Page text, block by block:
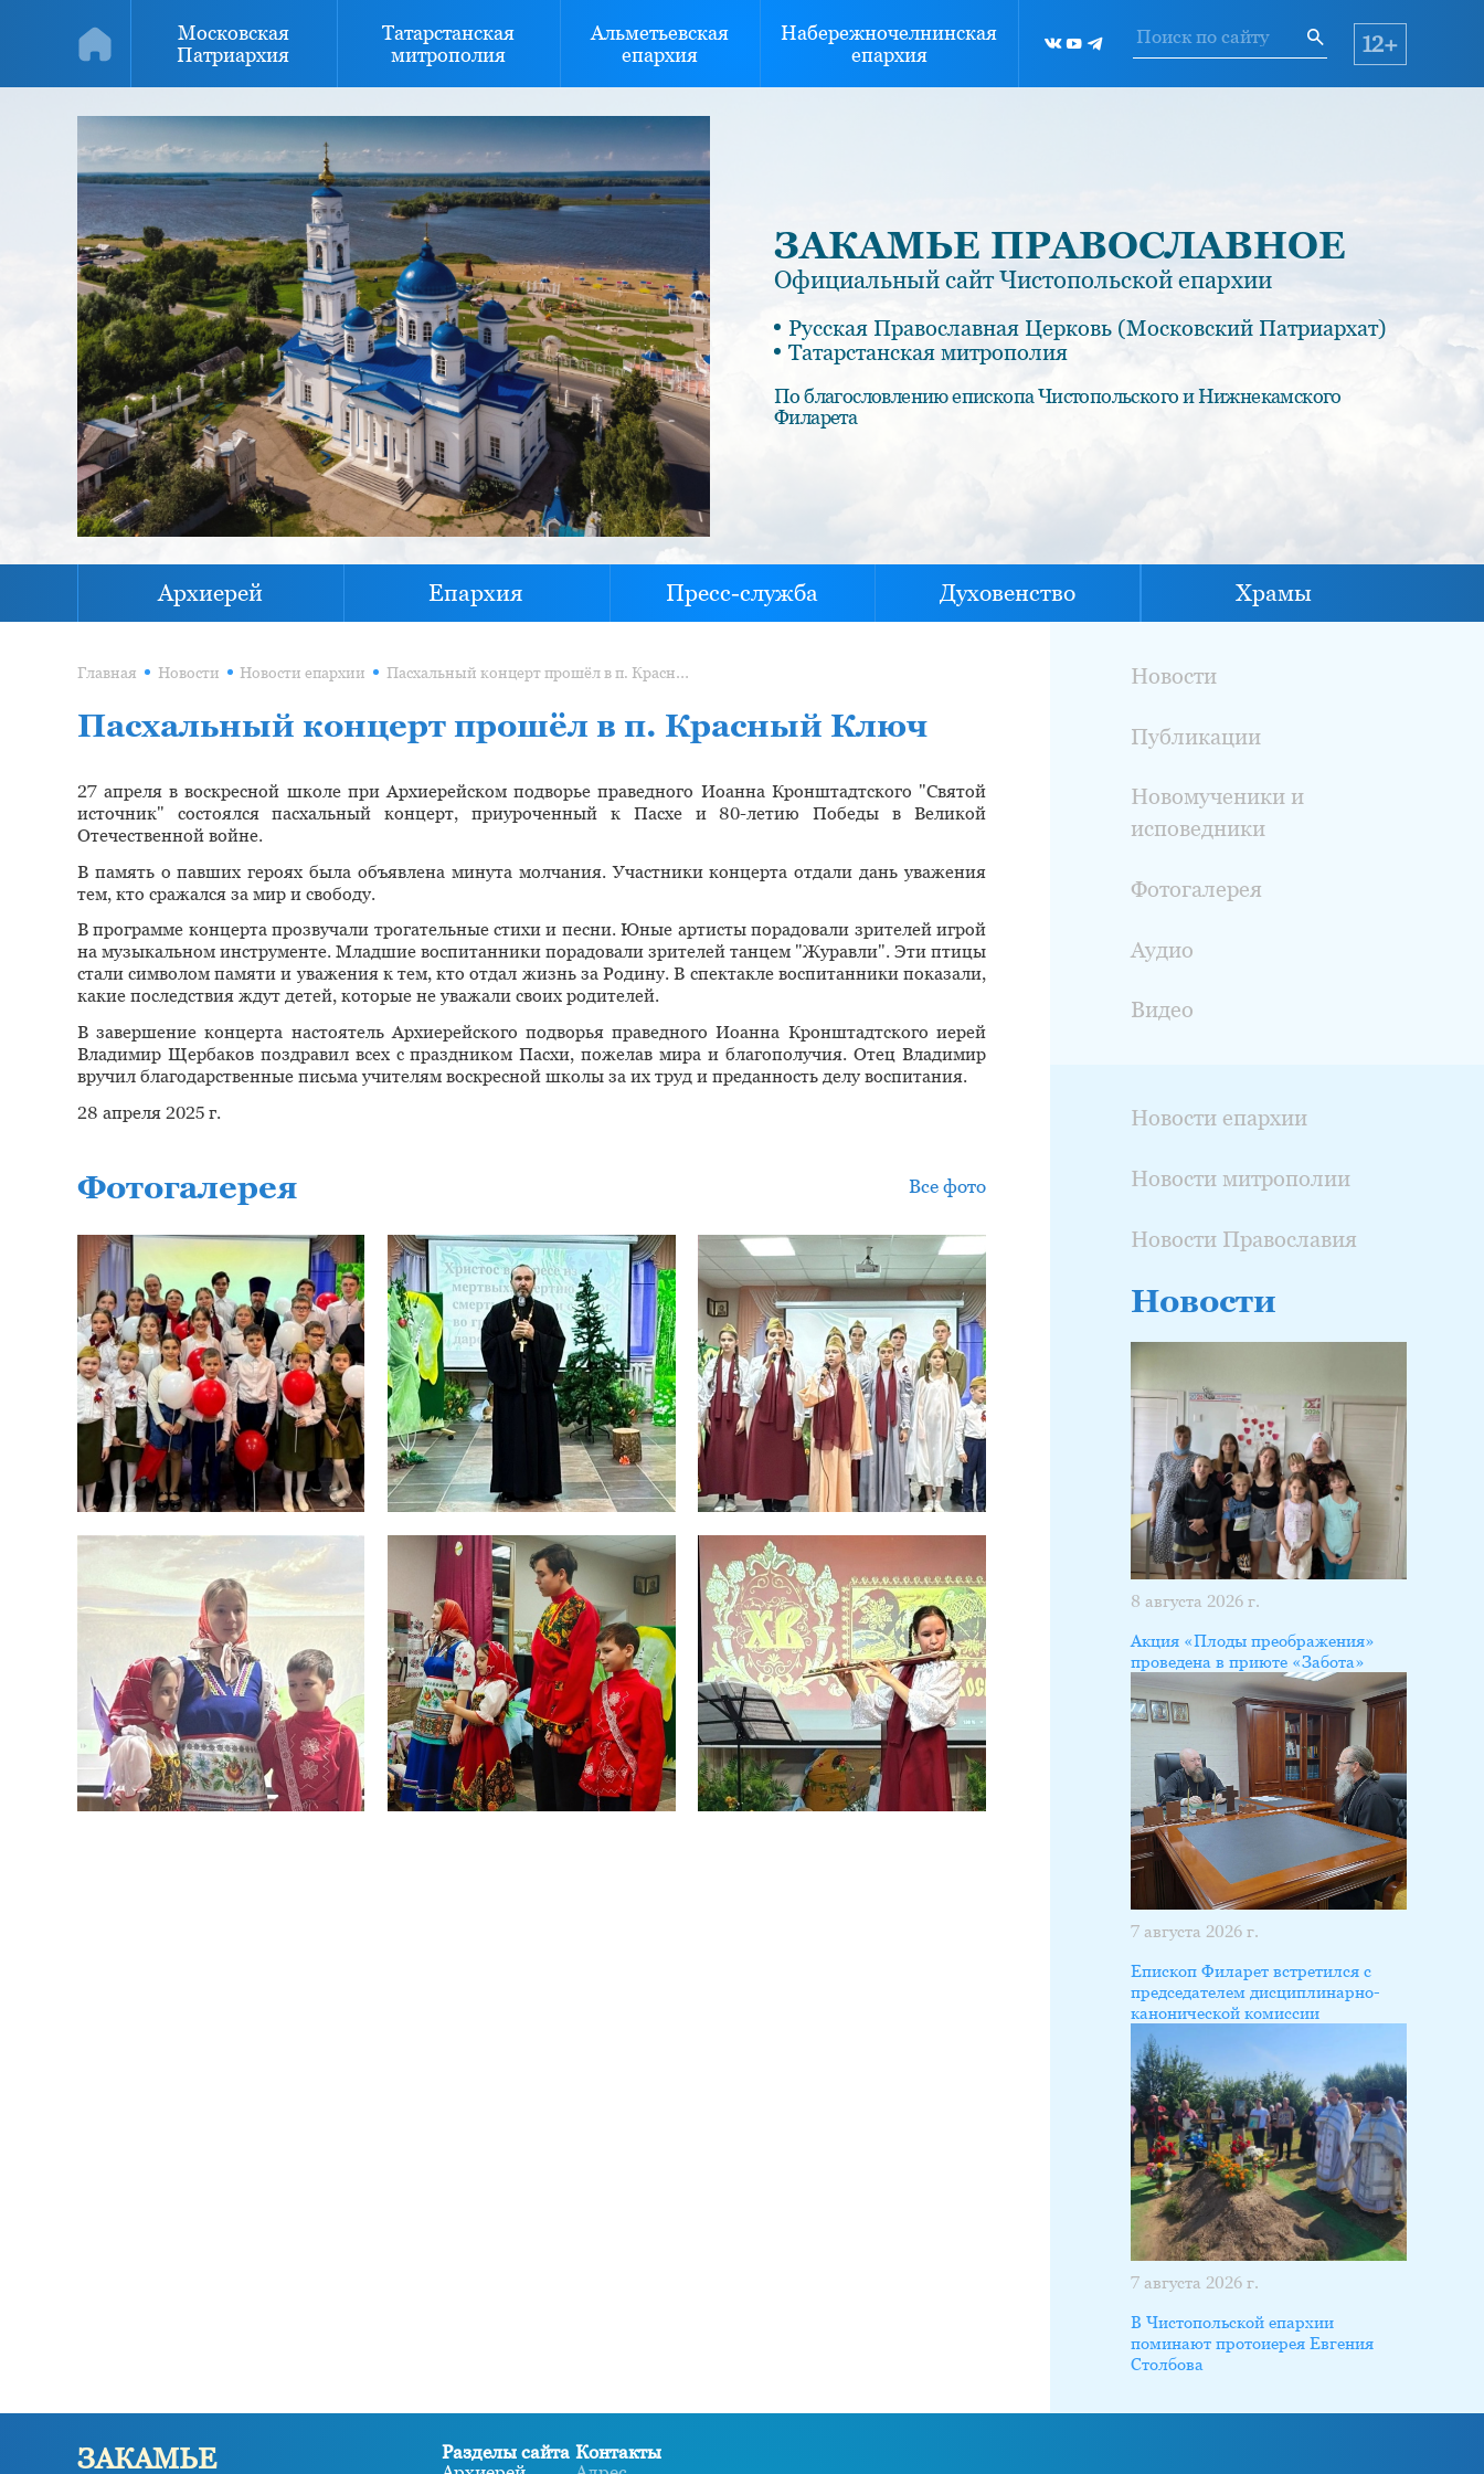
Московская
Патриархия
Татарстанская
митрополия
Альметьевская
епархия
Набережночелнинская
епархия
12+
ЗАКАМЬЕ ПРАВОСЛАВНОЕ
Официальный сайт Чистопольской епархии
Русская Православная Церковь (Московский Патриархат)
Татарстанская митрополия
По благословлению епископа Чистопольского и Нижнекамского
Филарета
Архиерей Епархия Пресс-служба Духовенство Храмы
Главная Новости Новости епархии Пасхальный концерт прошёл в п. Красный Ключ
Пасхальный концерт прошёл в п. Красный Ключ
27 апреля в воскресной школе при Архиерейском подворье праведного Иоанна Кронштадтского "Святой
источник" состоялся пасхальный концерт, приуроченный к Пасхе и 80-летию Победы в Великой
Отечественной войне.
В память о павших героях была объявлена минута молчания. Участники концерта отдали дань уважения
тем, кто сражался за мир и свободу.
В программе концерта прозвучали трогательные стихи и песни. Юные артисты порадовали зрителей игрой
на музыкальном инструменте. Младшие воспитанники порадовали зрителей танцем "Журавли". Эти птицы
стали символом памяти и уважения к тем, кто отдал жизнь за Родину. В спектакле воспитанники показали,
какие последствия ждут детей, которые не уважали своих родителей.
В завершение концерта настоятель Архиерейского подворья праведного Иоанна Кронштадтского иерей
Владимир Щербаков поздравил всех с праздником Пасхи, пожелав мира и благополучия. Отец Владимир
вручил благодарственные письма учителям воскресной школы за их труд и преданность делу воспитания.
28 апреля 2025 г.
Фотогалерея Все фото
Новости
Публикации
Новомученики и
исповедники
Фотогалерея
Аудио
Видео
Новости епархии
Новости митрополии
Новости Православия
Новости
8 августа 2026 г.
Акция «Плоды преображения»
проведена в приюте «Забота»
7 августа 2026 г.
Епископ Филарет встретился с
председателем дисциплинарно-
канонической комиссии
7 августа 2026 г.
В Чистопольской епархии
поминают протоиерея Евгения
Столбова
ЗАКАМЬЕ
Разделы сайта Контакты